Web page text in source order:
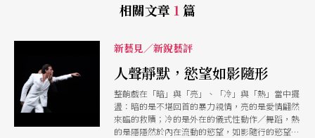
相關文章 1 篇
新藝見／新銳藝評
人聲靜默，慾望如影隨形
整齣戲在「暗」與「亮」、「冷」與「熱」當中擺
盪：暗的是不堪回首的暴力親情，亮的是愛情翩然
來臨的救贖；冷的是外在的儀式性動作／舞蹈，熱
的是隱隱然於內在流動的慾望，如影隨行的慾望片